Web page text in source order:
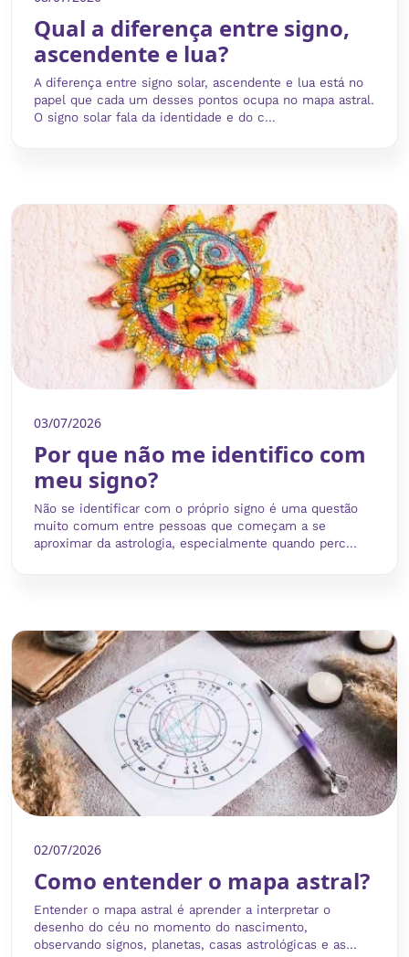
Qual a diferença entre signo,
ascendente e lua?
A diferença entre signo solar, ascendente e lua está no
papel que cada um desses pontos ocupa no mapa astral.
O signo solar fala da identidade e do c...
03/07/2026
Por que não me identifico com
meu signo?
Não se identificar com o próprio signo é uma questão
muito comum entre pessoas que começam a se
aproximar da astrologia, especialmente quando perc...
02/07/2026
Como entender o mapa astral?
Entender o mapa astral é aprender a interpretar o
desenho do céu no momento do nascimento,
observando signos, planetas, casas astrológicas e as...